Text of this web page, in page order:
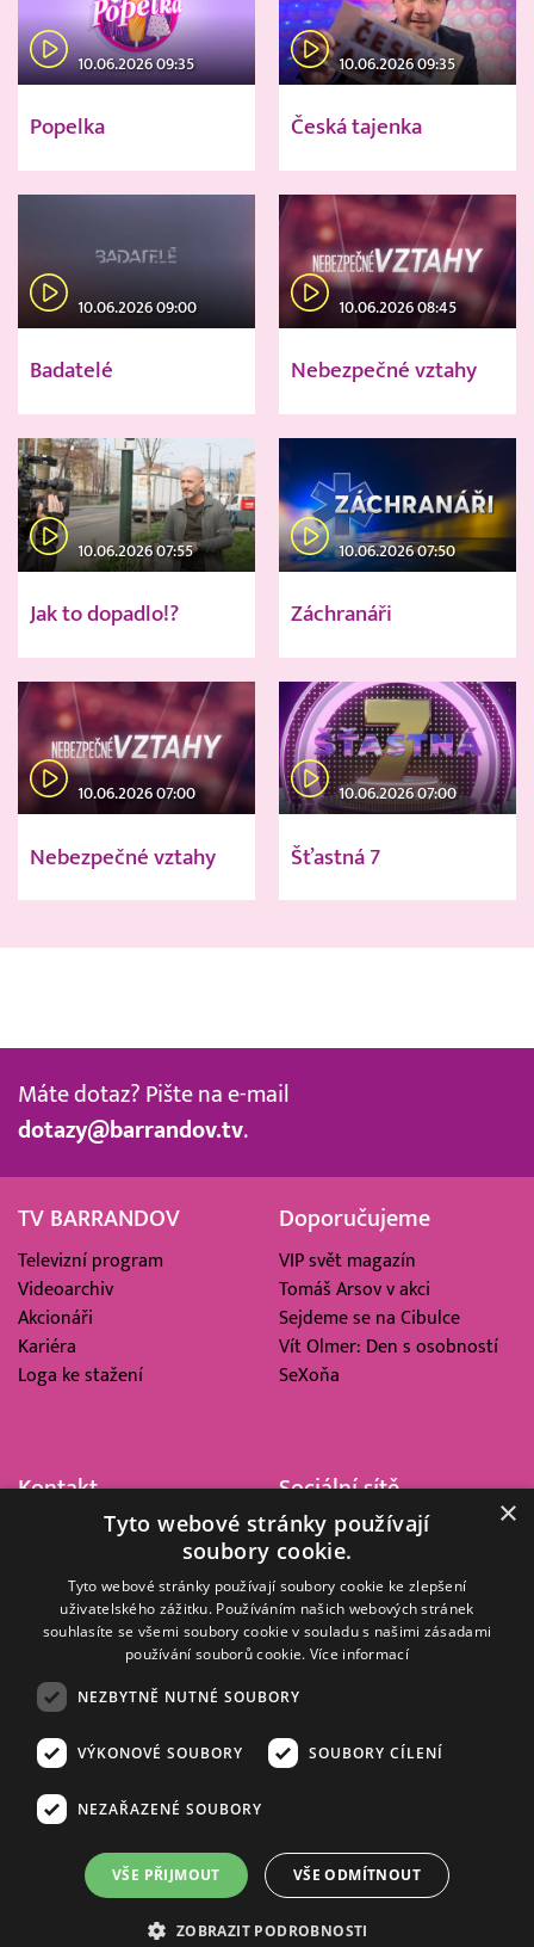
10.06.2026 09:35
Popelka
10.06.2026 09:35
Česká tajenka
10.06.2026 09:00
Badatelé
10.06.2026 08:45
Nebezpečné vztahy
10.06.2026 07:55
Jak to dopadlo!?
10.06.2026 07:50
Záchranáři
10.06.2026 07:00
Nebezpečné vztahy
10.06.2026 07:00
Šťastná 7
Máte dotaz? Pište na e-mail
dotazy@barrandov.tv.
TV BARRANDOV
Televizní program
Videoarchiv
Akcionáři
Kariéra
Loga ke stažení
Doporučujeme
VIP svět magazín
Tomáš Arsov v akci
Sejdeme se na Cibulce
Vít Olmer: Den s osobností
SeXoňa
Kontakt
Barrandov Televizní Studio,
Kříženeckého nám. 322
152 00 Praha 5
IČ 416 93 311
Sociální sítě
© 2008–2026 EMPRESA MEDIA, a.s. Všechna práva vyhrazena.
Zásady ochrany osobních a dalších zpracovávaných údajů
Informace o měření sledovanosti videa ve video archivu
Nielsen Digital Measurement
. Využíváme grafické podklady z
depositphotos.com .
×
Tyto webové stránky používají
soubory cookie.
Tyto webové stránky používají soubory cookie ke zlepšení
uživatelského zážitku. Používáním našich webových stránek
souhlasíte se všemi soubory cookie v souladu s našimi zásadami
používání souborů cookie. Více informací
NEZBYTNĚ NUTNÉ SOUBORY
VÝKONOVÉ SOUBORY SOUBORY CÍLENÍ
NEZAŘAZENÉ SOUBORY
VŠE PŘIJMOUT VŠE ODMÍTNOUT
ZOBRAZIT PODROBNOSTI